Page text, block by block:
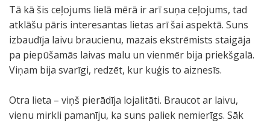
Tā kā šis ceļojums lielā mērā ir arī suņa ceļojums, tad
atklāšu pāris interesantas lietas arī šai aspektā. Suns
izbaudīja laivu braucienu, mazais ekstrēmists staigāja
pa piepūšamās laivas malu un vienmēr bija priekšgalā.
Viņam bija svarīgi, redzēt, kur kuģis to aiznesīs.
Otra lieta – viņš pierādīja lojalitāti. Braucot ar laivu,
vienu mirkli pamanīju, ka suns paliek nemierīgs. Sāk